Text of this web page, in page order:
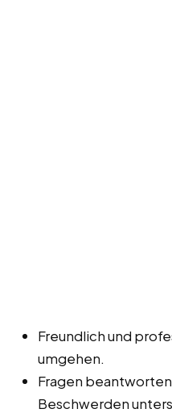
Freundlich und
umgehen.
Fragen
Beschwerden